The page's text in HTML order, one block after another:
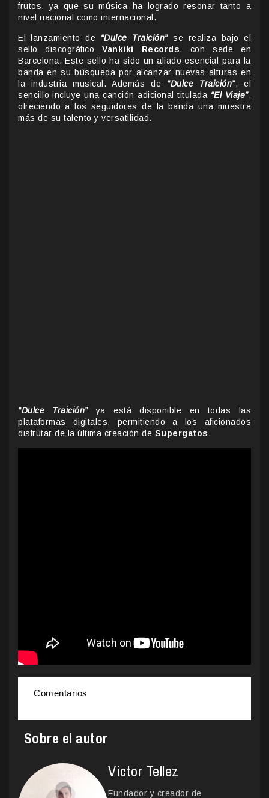
frutos, ya que su música ha logrado resonar tanto a
nivel nacional como internacional.
El lanzamiento de “Dulce Traición”se realiza bajo el
sello discográficoVankiki Records, con sede en
Barcelona. Este sello ha sido un aliado esencial para la
banda en su búsqueda por alcanzar nuevas alturas en
la industria musical. Además de “Dulce Traición”, el
sencillo incluye una canción adicional titulada “El Viaje”,
ofreciendo a los seguidores de la banda una muestra
más de su talento y versatilidad.
“Dulce Traición”ya está disponible en todas las
plataformas digitales, permitiendo a los aficionados
disfrutar de la última creación de Supergatos.
Comentarios
Sobre el autor
Victor Tellez
Fundador y creador de